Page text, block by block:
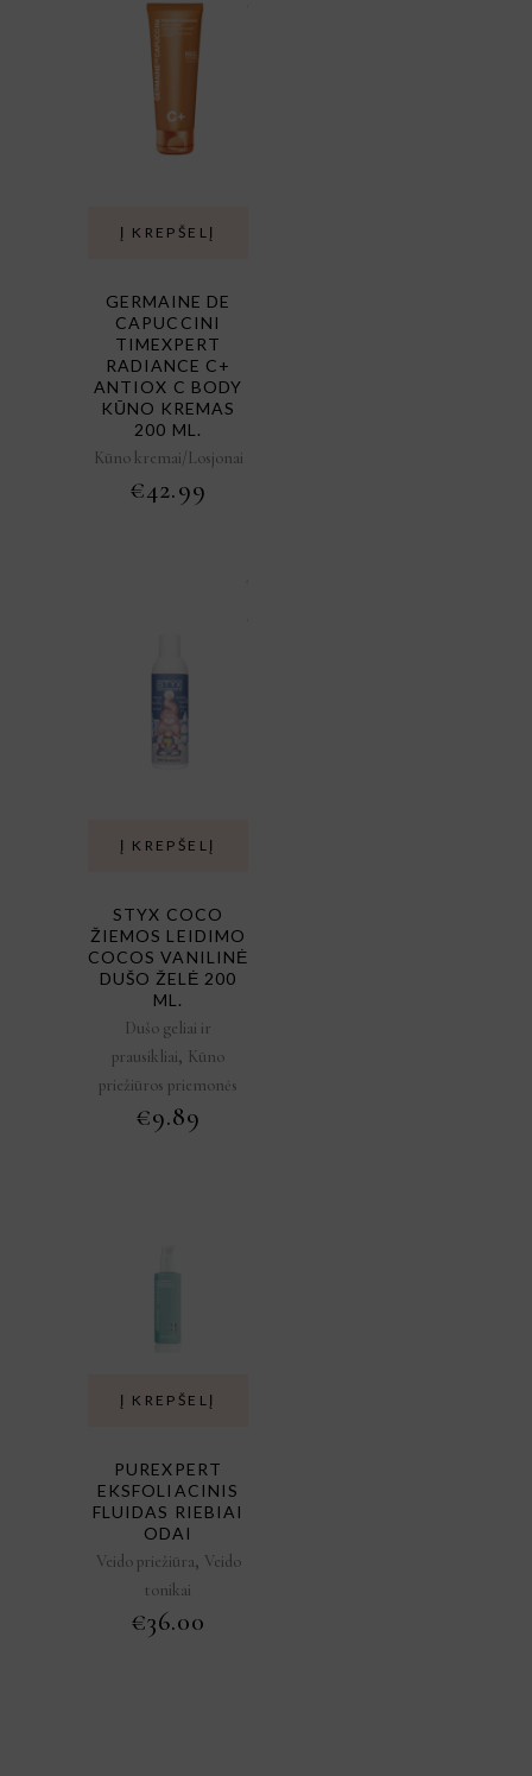
Į KREPŠELĮ
GERMAINE DE
CAPUCCINI
TIMEXPERT
RADIANCE C+
ANTIOX C BODY
KŪNO KREMAS
200 ML.
Kūno kremai/Losjonai
€42.99
Į KREPŠELĮ
STYX COCO
ŽIEMOS LEIDIMO
COCOS VANILINĖ
DUŠO ŽELĖ 200
ML.
Dušo geliai ir
prausikliai, Kūno
priežiūros priemonės
€9.89
Į KREPŠELĮ
PUREXPERT
EKSFOLIACINIS
FLUIDAS RIEBIAI
ODAI
Veido priežiūra, Veido
tonikai
€36.00